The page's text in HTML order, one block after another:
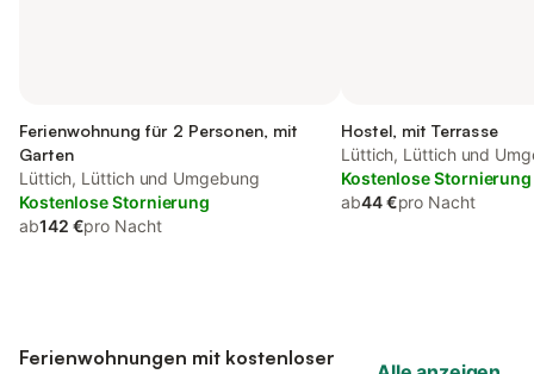
Ferienwohnung für 2 Personen, mit
Garten
Lüttich, Lüttich und Umgebung
Kostenlose Stornierung
ab142 €pro Nacht
Hostel, mit Terrasse
Lüttich, Lüttich und
Kostenlose Stornierung
ab44 €pro Nacht
Ferienwohnungen mit kostenloser